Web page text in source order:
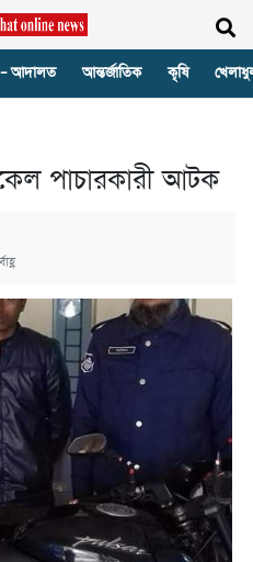
আদালত আন্তর্জাতিক কৃষি
পাচারকারী আটক